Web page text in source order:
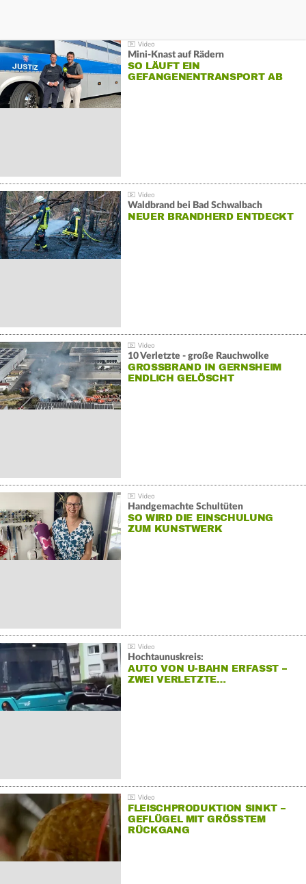
Mini-Knast auf Rädern
SO LÄUFT EIN
GEFANGENENTRANSPORT AB
Waldbrand bei Bad Schwalbach
NEUER BRANDHERD ENTDECKT
10 Verletzte - große Rauchwolke
GROSSBRAND IN GERNSHEIM E
NDLICH GELÖSCHT
Handgemachte Schultüten
SO WIRD DIE EINSCHULUNG
ZUM KUNSTWERK
Hochtaunuskreis:
AUTO VON U-BAHN ERFASST –
ZWEI VERLETZTE…
FLEISCHPRODUKTION SINKT –
GEFLÜGEL MIT GRÖSSTEM R
ÜCKGANG